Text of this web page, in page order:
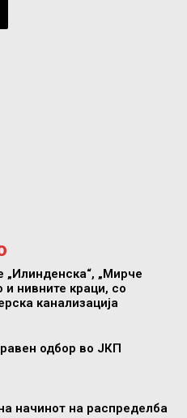
„Илинденска“, „Мирче
и нивните краци, со
канализација
одбор во ЈКП
начинот на распределба